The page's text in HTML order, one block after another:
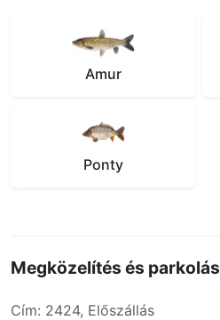
Amur
Ponty
Megközelítés és parkolás
Cím: 2424, Előszállás